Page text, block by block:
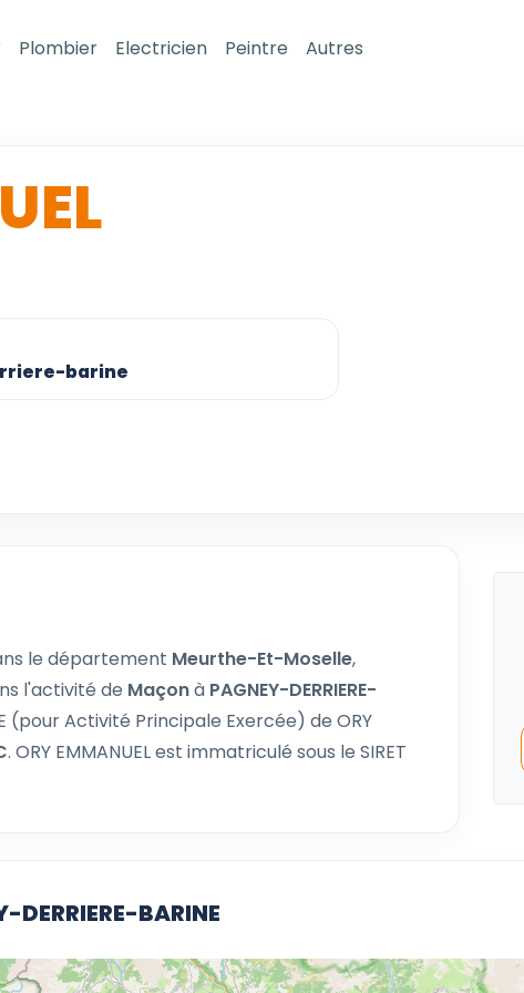
Plombier Electricien Peintre Autres
barine
le département Meurthe-Et-Moselle,
l'activité de Maçonà PAGNEY-DERRIERE-
(pour Activité Principale Exercée) de ORY
. ORY EMMANUEL est immatriculé sous le SIRET
DERRIERE-BARINE